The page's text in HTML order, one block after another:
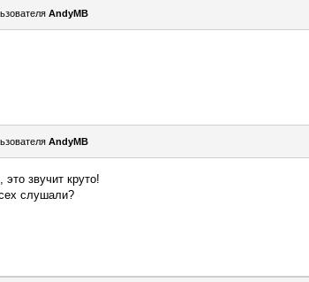
AndyMB
AndyMB
звучит круто!
слушали?